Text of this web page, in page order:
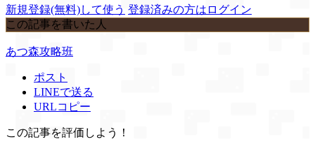
新規登録(無料)して使う 登録済みの方はログイン
この記事を書いた人
あつ森攻略班
ポスト
LINEで送る
URLコピー
この記事を評価しよう！